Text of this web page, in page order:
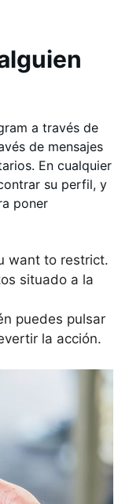
a través de
de mensajes
En cualquier
su perfil, y
poner
want to restrict.
situado a la
puedes pulsar
la acción.